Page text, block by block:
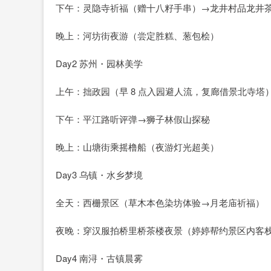
下午：灵隐寺祈福（赠十八籽手串）→龙井村品龙井
晚上：河坊街夜游（尝定胜糕、葱包桧）
Day2 苏州・园林美学
上午：拙政园（早 8 点入园避人流，复廊借景北寺塔）
下午：平江路听评弹→狮子林假山探秘
晚上：山塘街乘摇橹船（夜游灯光超美）
Day3 乌镇・水乡梦境
全天：西栅景区（草木本色染坊体验→月老庙祈福）
夜晚：穿汉服拍桥里桥茶楼夜景（婷婷帮约景区内客
Day4 南浔・古镇晨雾